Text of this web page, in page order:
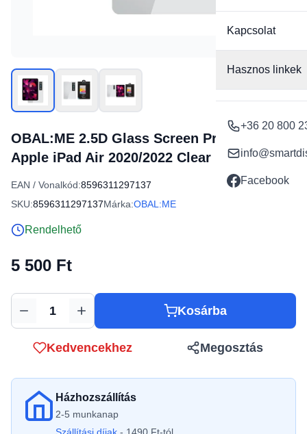
Kapcsolat
Hasznos linkek
+36 20 800
Facebook
OBAL:ME 2.5D Glass Screen Protector for
Apple iPad Air 2020/2022 Clear
EAN / Vonalkód:8596311297137
SKU:8596311297137Márka:OBAL:ME
Rendelhető
5 500 Ft
Mennyiség Kosárba
Kedvencekhez Megosztás
Házhozszállítás
2-5 munkanap